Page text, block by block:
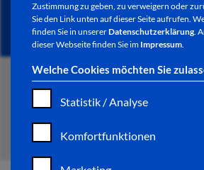
Zustimmung zu geben, zu verweigern oder
Sie den Link unten auf dieser Seite aufrufen.
finden Sie in unsererDatenschutzerklärung.
dieser Webseite finden Sie im Impressum.
Welche Cookies möchten Sie
Statistik / Analyse
Komfortfunktionen
START